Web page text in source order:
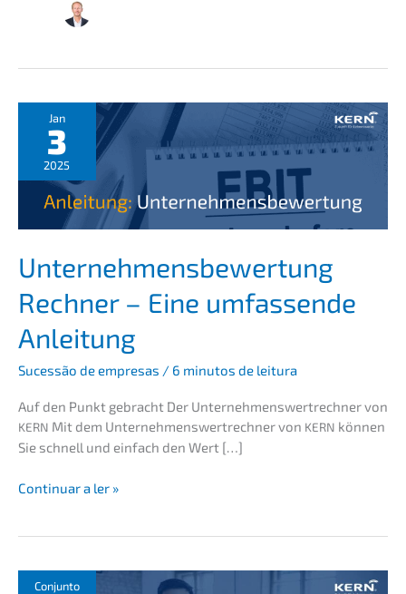
Jan
3
2025
Unter­neh­mens­be­wer­tung
Rechner – Eine umfas­sen­de
Anleitung
Suces­são de empre­sas / 6 minutos de leitura
Auf den Punkt gebracht Der Unter­neh­mens­wert­rech­ner von
KERN Mit dem Unter­neh­mens­wert­rech­ner von KERN können
Sie schnell und einfach den Wert […]
Unter­
wer­
tung
Conti­nu­ar a ler »
Conjun­to